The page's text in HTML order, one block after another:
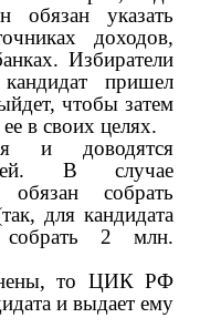
указать
доходов,
Избиратели
пришел
чтобы затем
в своих целях.
и доводятся
В случае
обязан собрать
для кандидата
2 млн.
то ЦИК РФ
и выдает ему